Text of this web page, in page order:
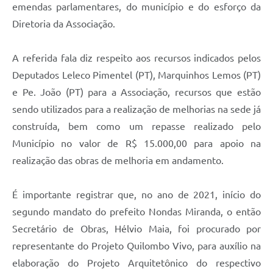
emendas parlamentares, do município e do esforço da
Diretoria da Associação.
A referida fala diz respeito aos recursos indicados pelos
Deputados Leleco Pimentel (PT), Marquinhos Lemos (PT)
e Pe. João (PT) para a Associação, recursos que estão
sendo utilizados para a realização de melhorias na sede já
construída, bem como um repasse realizado pelo
Município no valor de R$ 15.000,00 para apoio na
realização das obras de melhoria em andamento.
É importante registrar que, no ano de 2021, início do
segundo mandato do prefeito Nondas Miranda, o então
Secretário de Obras, Hélvio Maia, foi procurado por
representante do Projeto Quilombo Vivo, para auxílio na
elaboração do Projeto Arquitetônico do respectivo